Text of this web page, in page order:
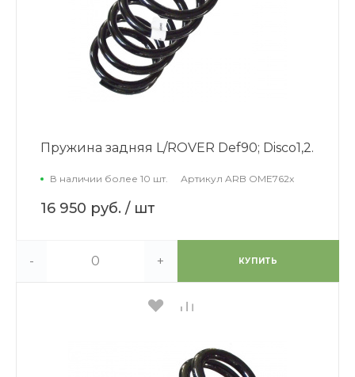
Пружина задняя L/ROVER Def90; Disco1,2.
В наличии более 10 шт. Артикул ARB OME762x
16 950 руб. / шт
- + КУПИТЬ